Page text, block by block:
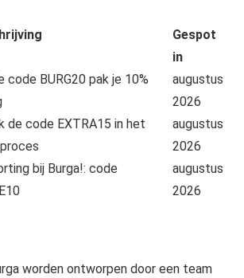
Gespot
in
code BURG20 pak je 10%
augustus
2026
de code EXTRA15 in het
augustus
2026
bij Burga!: code
augustus
2026
worden ontworpen door een team